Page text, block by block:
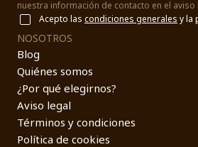
nuestra información de contacto en el aviso
Acepto las condiciones generales y la
NOSOTROS
Blog
Quiénes somos
¿Por qué elegirnos?
Aviso legal
Términos y condiciones
Política de cookies